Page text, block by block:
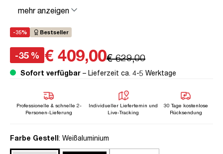
Schreibtisch | höhenverstellbar | unmontiert | Y-Line | bis zu
80 kg | Steckertyp C | Eiche Tabak | TÜV© mobiles Arbeiten |
Kollisions-Schutz | Elektrisch höhenverstellbar |
mehr anzeigen
-35% Bestseller
-35 % € 409,00€ 629,00
Sofort verfügbar – Lieferzeit ca. 4-5 Werktage
Professionelle & schnelle 2-
Personen-Lieferung
Individueller Liefertemin und
Live-Tracking
30 Tage kostenlose
Rücksendung
Farbe Gestellauswählen
: Weißaluminium